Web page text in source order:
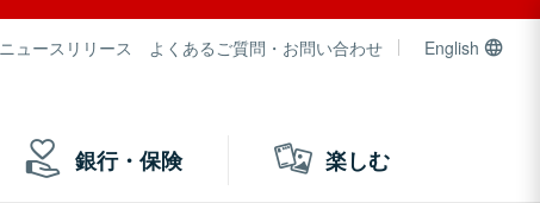
ニュースリリース よくあるご質問・お問い合わせ English
銀行・保険 楽しむ